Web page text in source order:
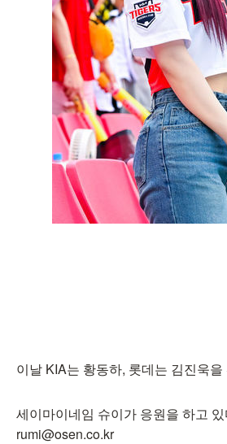
이날 KIA는 황동하, 롯데는 김진욱
세이마이네임 슈이가 응원을 하고
rumi@osen.co.kr